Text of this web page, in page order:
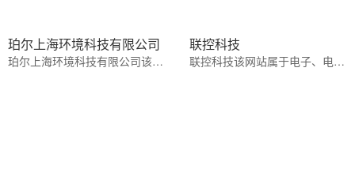
珀尔上海环境科技有限公司
珀尔上海环境科技有限公司该网站属于电子、电气、电工行业浅蓝色系风格
联控科技
联控科技该网站属于电子、电气、电工行业蓝色系风格